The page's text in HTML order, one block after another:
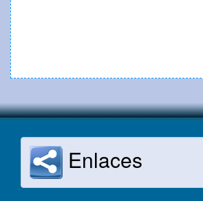
Enlaces